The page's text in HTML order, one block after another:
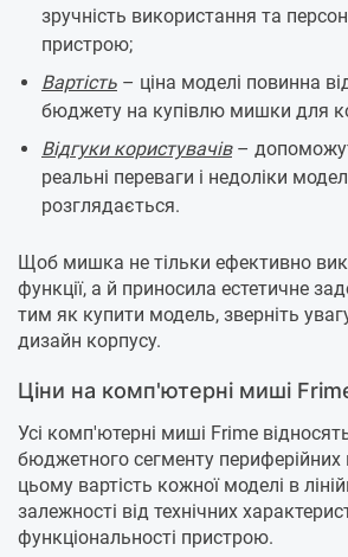
зручність використання та
пристрою;
Вартість – ціна моделі повинна
бюджету на купівлю мишки для
Відгуки користувачів–
реальні переваги і недоліки
розглядається.
Щоб мишка не тільки ефективно
функції, а й приносила естетичне
тим як купити модель, зверніть
дизайн корпусу.
Ціни на комп'ютерні миші
Усі комп'ютерні миші Frime
бюджетного сегменту периферійних
цьому вартість кожної моделі в
залежності від технічних
функціональності пристрою.